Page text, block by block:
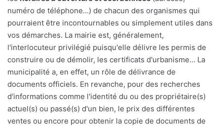
numéro de téléphone...) de chacun des organismes qui
pourraient être incontournables ou simplement utiles dans
vos démarches. La mairie est, généralement,
l'interlocuteur privilégié puisqu'elle délivre les permis de
construire ou de démolir, les certificats d'urbanisme... La
municipalité a, en effet, un rôle de délivrance de
documents officiels. En revanche, pour des recherches
d'informations comme l'identité du ou des propriétaire(s)
actuel(s) ou passé(s) d'un bien, le prix des différentes
ventes ou encore pour obtenir la copie de documents de